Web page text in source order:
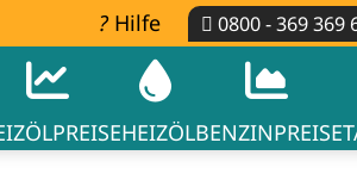
Hilfe 0800 - 369 369
HEIZÖLBENZINPREISE